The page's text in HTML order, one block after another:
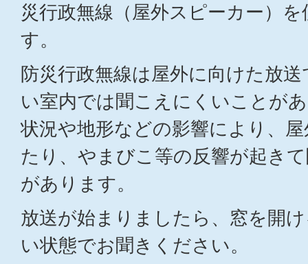
災行政無線（屋外スピーカー）
す。
防災行政無線は屋外に向けた放
い室内では聞こえにくいことが
状況や地形などの影響により、
たり、やまびこ等の反響が起き
があります。
放送が始まりましたら、窓を開
い状態でお聞きください。